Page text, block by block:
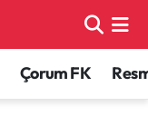
Çorum FK